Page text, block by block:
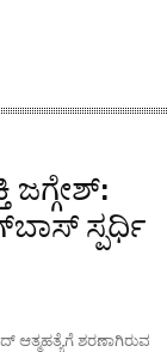
ಜಗ್ಗೇಶ್:
ಸ್ಪರ್ಧಿ
ಆತ್ಮಹತ್ಯೆಗೆ ಶರಣಾಗಿರುವ